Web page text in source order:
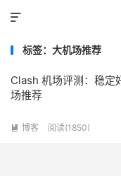

标签：大机场推荐
Clash 机场评测：稳定
场推荐
 博客 阅读(1850)